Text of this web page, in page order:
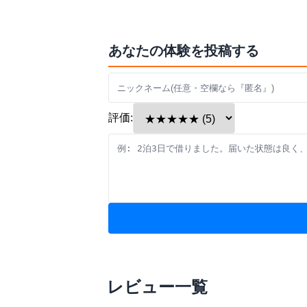
あなたの体験を投稿する
評価:
レビュー一覧